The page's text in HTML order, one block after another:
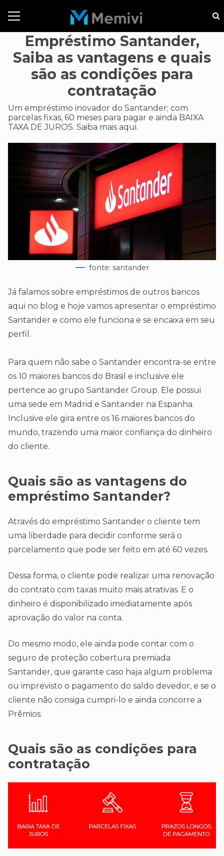
Empréstimo Santander,
Saiba as vantagens e quais
são as condições para
contratação
Um empréstimo inovador do Santander; com
parcelas fixas, 60 meses para pagar e ainda BAIXA
TAXA DE JUROS. Saiba mais aqui.
fonte: santander
Já falamos sobre empréstimos de outros bancos
aqui no blog e hoje vamos apresentar o empréstimo
Santander e como ele funciona e se encaixa em seu
perfil.
Para quem não sabe o Santander encontra-se entre
os 10 maiores bancos do Brasil e inclusive ele
pertence ao grupo Santander Group. Ele possui
uma sede em Madrid e Santander na Espanha.
Inclusive ele gira entre os 16 maiores bancos do
mundo, trazendo uma maior confiança do dinheiro
do cliente.
Quais são as vantagens do
empréstimo Santander?
Através do empréstimo Santander o cliente tem
uma liberdade para decidir conforme será o
parcelamento que pode ser feito em até 60 vezes.
Dessa forma, o cliente pode realizar uma renovação
do contrato com taxas muito mais atrativas. E o
dinheiro é disponibilizado imediatamente após
aprovação do valor na conta.
Do mesmo modo, ele ainda pode contar com o
seguro de proteção cobertura premiada
Santander, que garante caso haja algum problema
ou imprevisto o pagamento do saldo devedor, e se o
cliente não consiga cumpri-lo e ainda concorre a
Prêmios.
Quais são as condições para
contratação